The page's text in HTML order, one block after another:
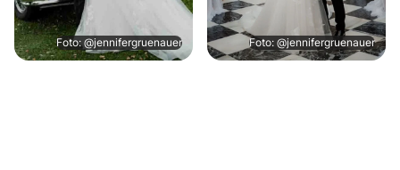
Foto: @jennifergruenauer Foto: @jennifergruenauer